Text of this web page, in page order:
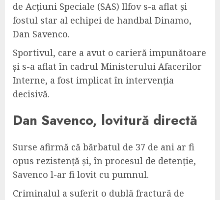
de Acțiuni Speciale (SAS) Ilfov s-a aflat și
fostul star al echipei de handbal Dinamo,
Dan Savenco.
Sportivul, care a avut o carieră impunătoare
și s-a aflat în cadrul Ministerului Afacerilor
Interne, a fost implicat în intervenția
decisivă.
Dan Savenco, lovitură directă
Surse afirmă că bărbatul de 37 de ani ar fi
opus rezistență și, în procesul de detenție,
Savenco l-ar fi lovit cu pumnul.
Criminalul a suferit o dublă fractură de